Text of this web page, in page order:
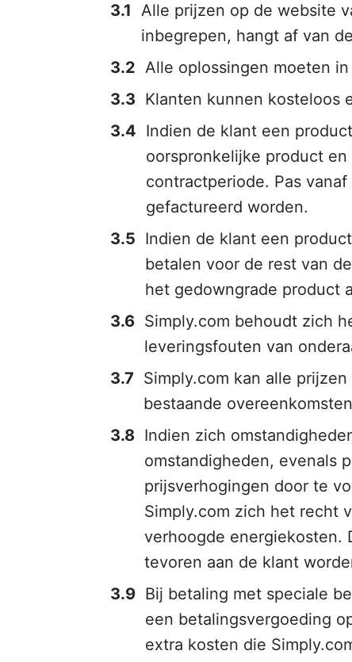
Alle prijzen op de website
inbegrepen, hangt af van
Alle oplossingen moeten
Klanten kunnen kosteloos
Indien de klant een
oorspronkelijke product
contractperiode. Pas
gefactureerd worden.
Indien de klant een
betalen voor de rest van
het gedowngrade product
Simply.com behoudt zich
leveringsfouten van
Simply.com kan alle
bestaande
Indien zich
omstandigheden, evenals
prijsverhogingen door te
Simply.com zich het recht
verhoogde energiekosten.
tevoren aan de klant
Bij betaling met speciale
een betalingsvergoeding
extra kosten die